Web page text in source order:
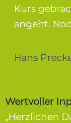
Kurs
angeht.
Hans
Wertvoller
„Herzlichen